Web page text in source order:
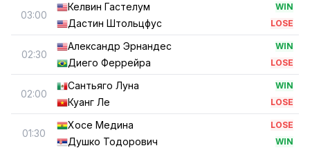
03:00
Келвин Гастелум WIN
Дастин Штольцфус LOSE
02:30
Александр Эрнандес WIN
Диего Феррейра LOSE
02:00
Сантьяго Луна WIN
Куанг Ле LOSE
01:30
Хосе Медина LOSE
Душко Тодорович WIN